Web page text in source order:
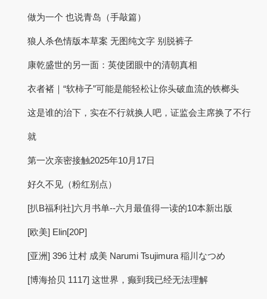
做为一个 也说青岛（手敲篇）
狼人杀色情版本草案 无图纯文字 别脱裤子
康乾盛世的另一面：英使团眼中的清朝真相
衣者褚｜“软柿子”可能是能轻松让你头破血流的铁榔头
这是谁的治下，实在不行就换人吧，证监会主席换了不行
就
第一次亲密接触2025年10月17日
好久不见（粉红别点）
[扒B福利社]六月书单--六月最值得一读的10本新出版
[欧美] Elin[20P]
[亚洲] 396 辻村 成美 Narumi Tsujimura 稲川なつめ
[博海拾贝 1117] 这世界，癫到我已经无法理解